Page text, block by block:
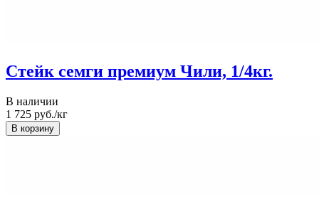
Стейк семги премиум Чили, 1/4кг.
В наличии
1 725 руб./кг